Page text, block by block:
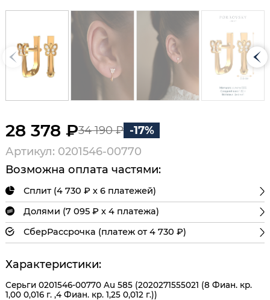
28 378 ₽34 190 ₽ -17%
Артикул: 0201546-00770
Возможна оплата частями:
Сплит (4 730 ₽ х 6 платежей)
Долями (7 095 ₽ х 4 платежа)
СберРассрочка (платеж от 4 730 ₽)
Характеристики:
Серьги 0201546-00770 Au 585 (2020271555021 (8 Фиан. кр.
1,00 0,016 г. ,4 Фиан. кр. 1,25 0,012 г.))